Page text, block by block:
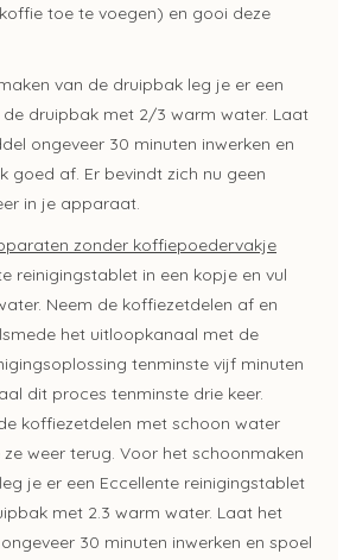
toe te voegen) en gooi deze
van de druipbak leg je er een
druipbak met 2/3 warm water. Laat
ongeveer 30 minuten inwerken en
goed af. Er bevindt zich nu geen
in je apparaat.
zonder koffiepoedervakje
reinigingstablet in een kopje en vul
Neem de koffiezetdelen af en
het uitloopkanaal met de
tenminste vijf minuten
dit proces tenminste drie keer.
koffiezetdelen met schoon water
weer terug. Voor het schoonmaken
je er een Eccellente reinigingstablet
met 2.3 warm water. Laat het
30 minuten inwerken en spoel